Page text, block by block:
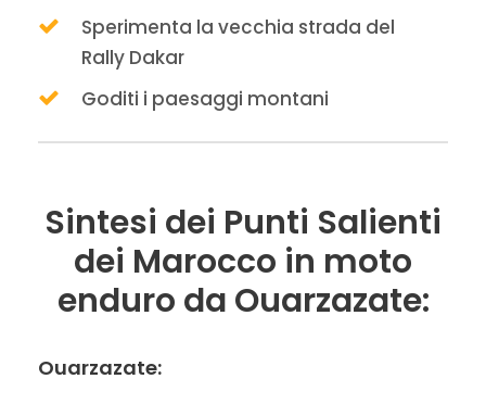
Sperimenta la vecchia strada del
Rally Dakar
Goditi i paesaggi montani
Sintesi dei Punti Salienti
dei Marocco in moto
enduro da Ouarzazate:
Ouarzazate: